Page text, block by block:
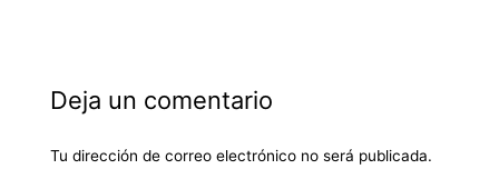
Deja un comentario
Tu dirección de correo electrónico no será publicada.